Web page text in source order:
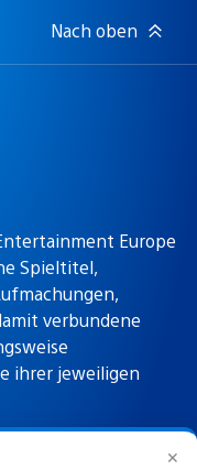
✕
Nach oben
Europe
Spieltitel,
verbundene
ihrer jeweiligen